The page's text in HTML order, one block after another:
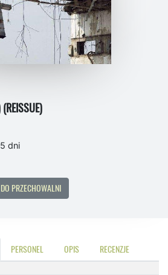
dni
DO PRZECHOWALNI
PERSONEL OPIS RECENZJE